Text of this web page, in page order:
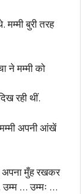
बुरी तरह
ने मम्मी को
रही थीं.
अपनी आंखें
अपना मुँह रखकर
… उम्मः …